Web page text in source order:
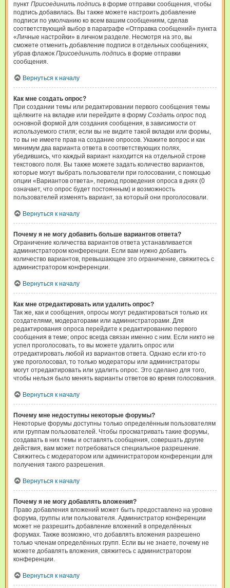
пункт Присоединить подпись в форме отправки сообщения, чтобы
подпись добавилась. Вы также можете настроить добавление
подписи по умолчанию ко всем вашим сообщениям, сделав
соответствующий выбор в параграфе «Отправка сообщений» пункта
«Личные настройки» в личном разделе. Несмотря на это, вы
сможете отменить добавление подписи в отдельных сообщениях,
убрав флажок Присоединить подпись в форме отправки
сообщения.
Вернуться к началу
Как мне создать опрос?
При создании темы или редактировании первого сообщения темы
щёлкните на вкладке или перейдите в форму Создать опрос под
основной формой для создания сообщения, в зависимости от
используемого стиля; если вы не видите такой вкладки или формы,
то вы не имеете прав на создание опросов. Укажите вопрос и как
минимум два варианта ответа в соответствующих полях,
убедившись, что каждый вариант находится на отдельной строке
текстового поля. Вы также можете задать количество вариантов,
которые могут выбрать пользователи при голосовании, с помощью
опции «Вариантов ответа», период проведения опроса в днях (0
означает, что опрос будет постоянным) и возможность
пользователей изменять вариант, за который они проголосовали.
Вернуться к началу
Почему я не могу добавить больше вариантов ответа?
Ограничение количества вариантов ответа устанавливается
администратором конференции. Если вам нужно добавить
количество вариантов, превышающее это ограничение, свяжитесь с
администратором конференции.
Вернуться к началу
Как мне отредактировать или удалить опрос?
Так же, как и сообщения, опросы могут редактироваться только их
создателями, модераторами или администраторами. Для
редактирования опроса перейдите к редактированию первого
сообщения в теме; опрос всегда связан именно с ним. Если никто не
успел проголосовать, то вы можете удалить опрос или
отредактировать любой из вариантов ответа. Однако если кто-то
уже проголосовал, то только модераторы или администраторы
могут отредактировать или удалить опрос. Это сделано для того,
чтобы нельзя было менять варианты ответов во время голосования.
Вернуться к началу
Почему мне недоступны некоторые форумы?
Некоторые форумы доступны только определённым пользователям
или группам пользователей. Чтобы просматривать такие форумы,
создавать в них темы и оставлять сообщения, совершать другие
действия, вам может потребоваться специальное разрешение.
Свяжитесь с модератором или администратором конференции для
получения такого разрешения.
Вернуться к началу
Почему я не могу добавлять вложения?
Право добавления вложений может быть предоставлено на уровне
форума, группы или пользователя. Администратор конференции
может не разрешить добавление вложений в определённых
форумах. Также возможно, что добавлять вложения разрешено
только членам определённых групп. Если вы не знаете, почему не
можете добавлять вложения, свяжитесь с администратором
конференции.
Вернуться к началу